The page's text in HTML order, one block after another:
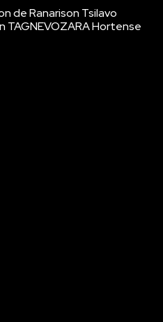
de Ranarison Tsilavo
TAGNEVOZARA Hortense